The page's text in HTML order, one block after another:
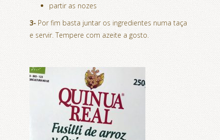
partir as nozes
3- Por fim basta juntar os ingredientes numa taça
e servir. Tempere com azeite a gosto.